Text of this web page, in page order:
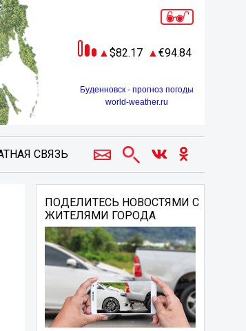
82.17 94.84
Буденновск - прогноз погоды
world-weather.ru
СВЯЗЬ
ПОДЕЛИТЕСЬ НОВОСТЯМИ С
ЖИТЕЛЯМИ ГОРОДА